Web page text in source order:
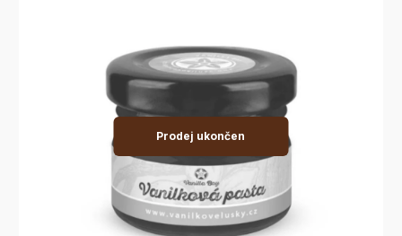
Prodej ukončen